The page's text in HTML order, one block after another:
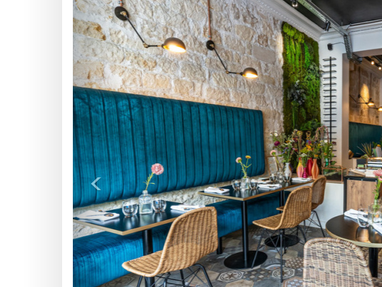
<